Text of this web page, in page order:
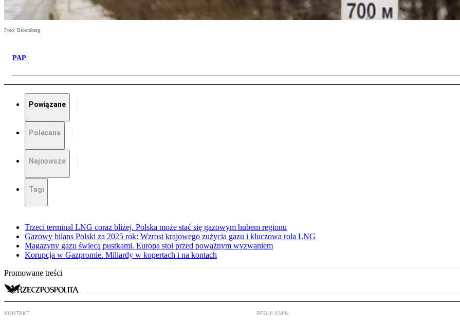
Foto: Bloomberg
PAP
Powiązane
Polecane
Najnowsze
Tagi
Trzeci terminal LNG coraz bliżej. Polska może stać się gazowym hubem regionu
Gazowy bilans Polski za 2025 rok: Wzrost krajowego zużycia gazu i kluczowa rola LNG
Magazyny gazu świecą pustkami. Europa stoi przed poważnym wyzwaniem
Korupcja w Gazpromie. Miliardy w kopertach i na kontach
Promowane treści
KONTAKT REGULAMIN